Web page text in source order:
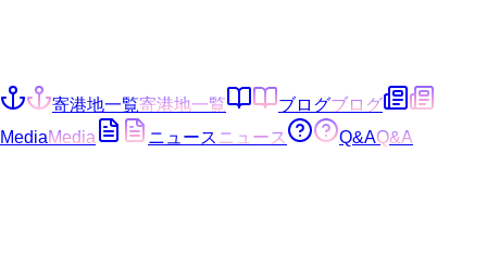
寄港地一覧寄港地一覧 ブログブログ
MediaMedia ニュース ニュース Q&AQ&A